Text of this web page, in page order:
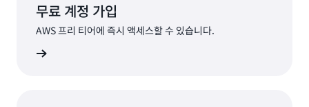
무료 계정 가입
AWS 프리 티어에 즉시 액세스할 수 있습니다.